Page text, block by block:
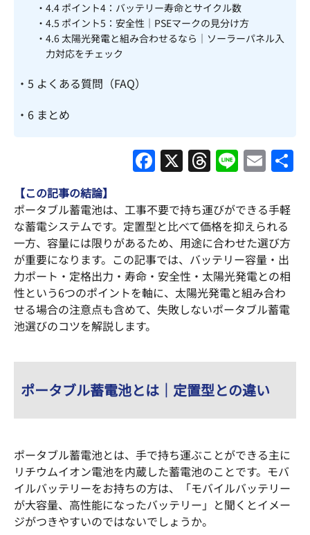
4.4 ポイント4：バッテリー寿命とサイクル数
4.5 ポイント5：安全性｜PSEマークの見分け方
4.6太陽光発電と組み合わせるなら｜ソーラーパネル入
力対応をチェック
5 よくある質問（FAQ）
6 まとめ
F
a
c
e
b
o
o
k
X T
hr
e
a
d
s
Li
n
e
E
m
ai
l
【この記事の結論】
ポータブル蓄電池は、工事不要で持ち運びができる手軽
な蓄電システムです。定置型と比べて価格を抑えられる
一方、容量には限りがあるため、用途に合わせた選び方
が重要になります。この記事では、バッテリー容量・出
力ポート・定格出力・寿命・安全性・太陽光発電との相
性という6つのポイントを軸に、太陽光発電と組み合わ
せる場合の注意点も含めて、失敗しないポータブル蓄電
池選びのコツを解説します。
ポータブル蓄電池とは｜定置型との違い
ポータブル蓄電池とは、手で持ち運ぶことができる主に
リチウムイオン電池を内蔵した蓄電池のことです。モバ
イルバッテリーをお持ちの方は、「モバイルバッテリー
が大容量、高性能になったバッテリー」と聞くとイメー
ジがつきやすいのではないでしょうか。